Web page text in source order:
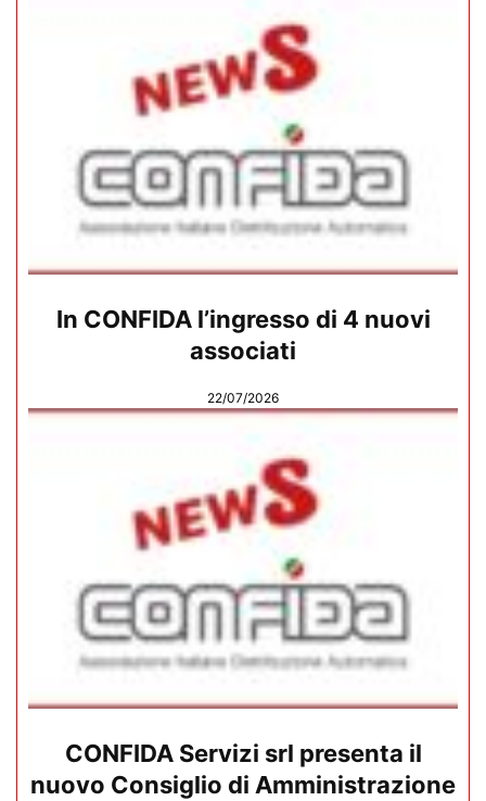
In CONFIDA l’ingresso di 4 nuovi
associati
22/07/2026
CONFIDA Servizi srl presenta il
nuovo Consiglio di Amministrazione